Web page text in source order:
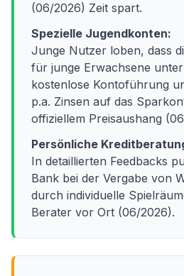
(06/2026) Zeit spart.
Spezielle Jugendkonten:
Junge Nutzer loben, dass
für junge Erwachsene
kostenlose Kontoführung
p.a. Zinsen auf das
offiziellem Preisaushang
Persönliche
In detaillierten Feedbacks
Bank bei der Vergabe von
durch individuelle
Berater vor Ort (06/2026).